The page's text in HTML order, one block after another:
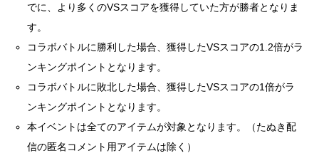
でに、より多くのVSスコアを獲得していた方が勝者となりま
す。
コラボバトルに勝利した場合、獲得したVSスコアの1.2倍がラ
ンキングポイントとなります。
コラボバトルに敗北した場合、獲得したVSスコアの1倍がラ
ンキングポイントとなります。
本イベントは全てのアイテムが対象となります。（たぬき配
信の匿名コメント用アイテムは除く）